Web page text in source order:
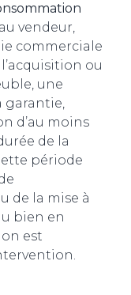
vendeur,
commerciale
ou
une
garantie,
d’au moins
de la
période
de la mise à
bien en
est